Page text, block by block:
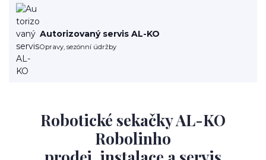
Autorizovaný servis AL-KO
Opravy, sezónní údržby
Robotické sekačky AL-KO
Robolinho